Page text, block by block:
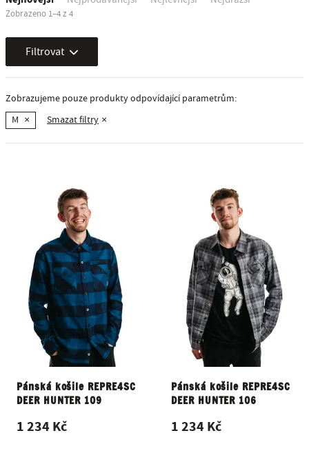
Zobrazeno 1–4 z 4
Filtrovat
Zobrazujeme pouze produkty odpovídající parametrům:
M × Smazat filtry ×
Pánská košile REPRE4SC
DEER HUNTER 109
1 234 Kč
Pánská košile REPRE4SC
DEER HUNTER 106
1 234 Kč